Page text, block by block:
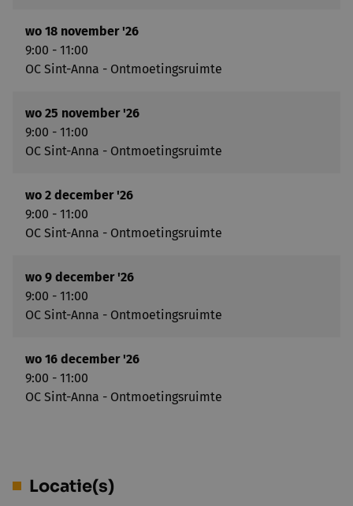
wo 18 november '26
9:00 - 11:00
OC Sint-Anna - Ontmoetingsruimte
wo 25 november '26
9:00 - 11:00
OC Sint-Anna - Ontmoetingsruimte
wo 2 december '26
9:00 - 11:00
OC Sint-Anna - Ontmoetingsruimte
wo 9 december '26
9:00 - 11:00
OC Sint-Anna - Ontmoetingsruimte
wo 16 december '26
9:00 - 11:00
OC Sint-Anna - Ontmoetingsruimte
Locatie(s)